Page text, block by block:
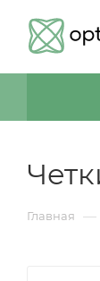
Главная —